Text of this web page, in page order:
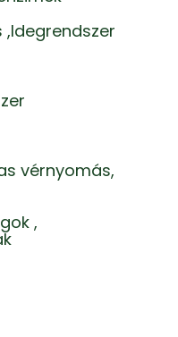
,Idegrendszer
vérnyomás,
,